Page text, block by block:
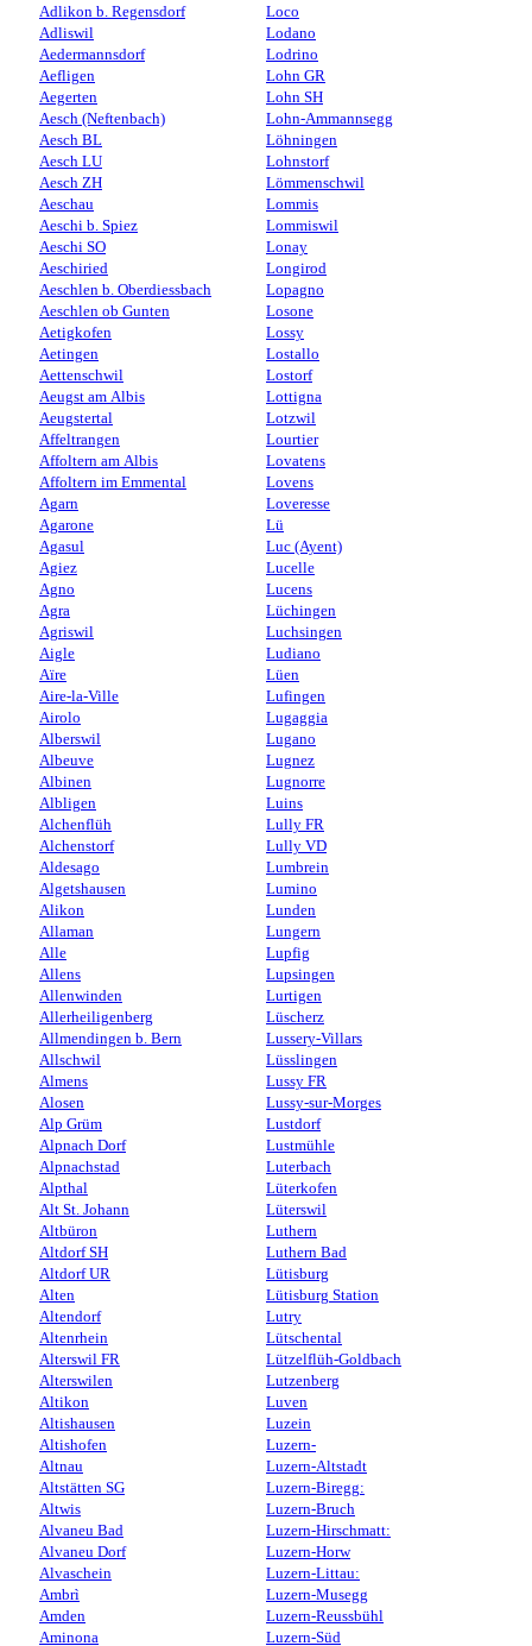
Adlikon b. Regensdorf
Adliswil
Aedermannsdorf
Aefligen
Aegerten
Aesch (Neftenbach)
Aesch BL
Aesch LU
Aesch ZH
Aeschau
Aeschi b. Spiez
Aeschi SO
Aeschiried
Aeschlen b. Oberdiessbach
Aeschlen ob Gunten
Aetigkofen
Aetingen
Aettenschwil
Aeugst am Albis
Aeugstertal
Affeltrangen
Affoltern am Albis
Affoltern im Emmental
Agarn
Agarone
Agasul
Agiez
Agno
Agra
Agriswil
Aigle
Aïre
Aire-la-Ville
Airolo
Alberswil
Albeuve
Albinen
Albligen
Alchenflüh
Alchenstorf
Aldesago
Algetshausen
Alikon
Allaman
Alle
Allens
Allenwinden
Allerheiligenberg
Allmendingen b. Bern
Allschwil
Almens
Alosen
Alp Grüm
Alpnach Dorf
Alpnachstad
Alpthal
Alt St. Johann
Altbüron
Altdorf SH
Altdorf UR
Alten
Altendorf
Altenrhein
Alterswil FR
Alterswilen
Altikon
Altishausen
Altishofen
Altnau
Altstätten SG
Altwis
Alvaneu Bad
Alvaneu Dorf
Alvaschein
Ambrì
Amden
Aminona
Loco
Lodano
Lodrino
Lohn GR
Lohn SH
Lohn-Ammannsegg
Löhningen
Lohnstorf
Lömmenschwil
Lommis
Lommiswil
Lonay
Longirod
Lopagno
Losone
Lossy
Lostallo
Lostorf
Lottigna
Lotzwil
Lourtier
Lovatens
Lovens
Loveresse
Lü
Luc (Ayent)
Lucelle
Lucens
Lüchingen
Luchsingen
Ludiano
Lüen
Lufingen
Lugaggia
Lugano
Lugnez
Lugnorre
Luins
Lully FR
Lully VD
Lumbrein
Lumino
Lunden
Lungern
Lupfig
Lupsingen
Lurtigen
Lüscherz
Lussery-Villars
Lüsslingen
Lussy FR
Lussy-sur-Morges
Lustdorf
Lustmühle
Luterbach
Lüterkofen
Lüterswil
Luthern
Luthern Bad
Lütisburg
Lütisburg Station
Lutry
Lütschental
Lützelflüh-Goldbach
Lutzenberg
Luven
Luzein
Luzern-
Luzern-Altstadt
Luzern-Biregg:
Luzern-Bruch
Luzern-Hirschmatt:
Luzern-Horw
Luzern-Littau:
Luzern-Musegg
Luzern-Reussbühl
Luzern-Süd